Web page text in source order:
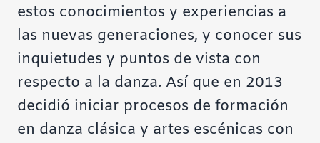
estos conocimientos y experiencias a
las nuevas generaciones, y conocer sus
inquietudes y puntos de vista con
respecto a la danza. Así que en 2013
decidió iniciar procesos de formación
en danza clásica y artes escénicas con